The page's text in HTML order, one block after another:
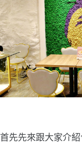
首先先來跟大家介